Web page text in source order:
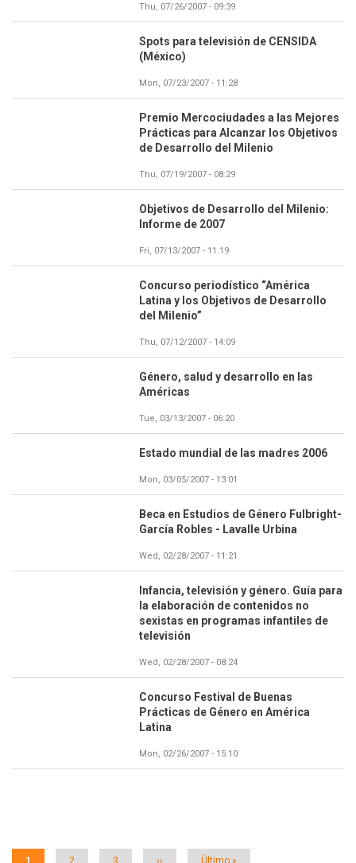
Thu, 07/26/2007 - 09:39
Spots para televisión de CENSIDA
(México)
Mon, 07/23/2007 - 11:28
Premio Mercociudades a las Mejores
Prácticas para Alcanzar los Objetivos
de Desarrollo del Milenio
Thu, 07/19/2007 - 08:29
Objetivos de Desarrollo del Milenio:
Informe de 2007
Fri, 07/13/2007 - 11:19
Concurso periodístico “América
Latina y los Objetivos de Desarrollo
del Milenio”
Thu, 07/12/2007 - 14:09
Género, salud y desarrollo en las
Américas
Tue, 03/13/2007 - 06:20
Estado mundial de las madres 2006
Mon, 03/05/2007 - 13:01
Beca en Estudios de Género Fulbright-
García Robles - Lavalle Urbina
Wed, 02/28/2007 - 11:21
Infancia, televisión y género. Guía para
la elaboración de contenidos no
sexistas en programas infantiles de
televisión
Wed, 02/28/2007 - 08:24
Concurso Festival de Buenas
Prácticas de Género en América
Latina
Mon, 02/26/2007 - 15:10
Página
1 Página
2 Página
3 Siguiente
›› Última
Último »